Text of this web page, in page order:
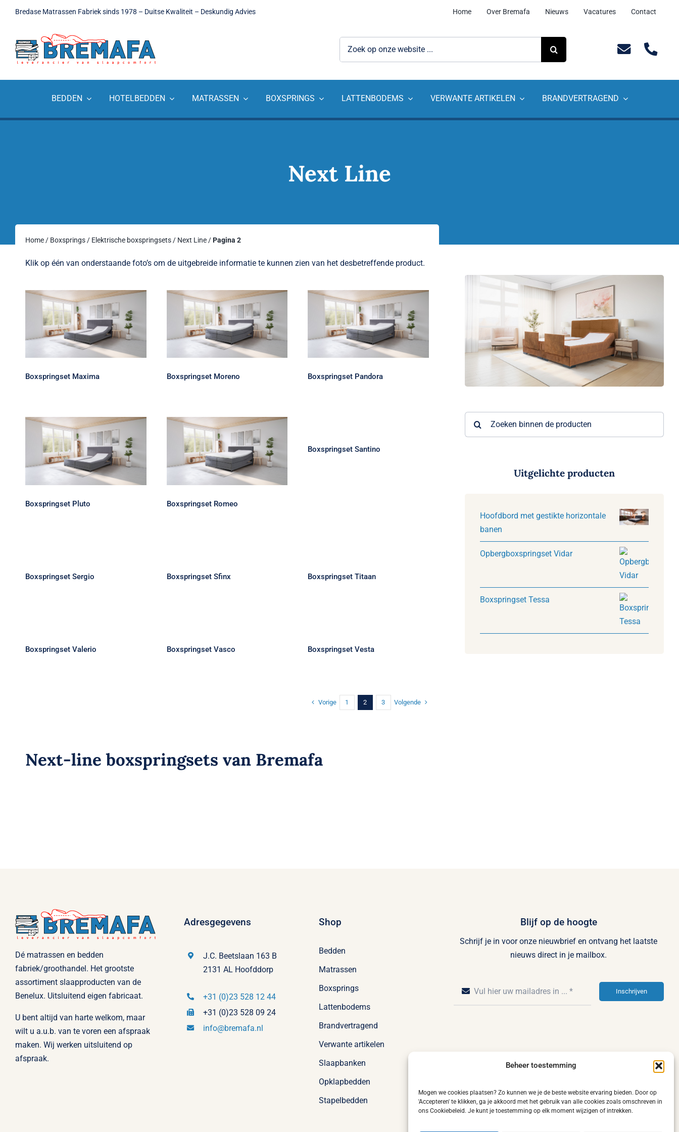
Beheer toestemming
Mogen we cookies plaatsen? Zo kunnen we je de beste website ervaring bieden. Door op
'Accepteren' te klikken, ga je akkoord met het gebruik van alle cookies zoals omschreven in
ons Cookiebeleid. Je kunt je toestemming op elk moment wijzigen of intrekken.
Bredase Matrassen Fabriek sinds 1978 – Duitse Kwaliteit – Deskundig Advies Home Over Bremafa Nieuws Vacatures Contact
BEDDEN HOTELBEDDEN MATRASSEN BOXSPRINGS LATTENBODEMS VERWANTE ARTIKELEN BRANDVERTRAGEND
Next Line
Home/ Boxsprings/ Elektrische boxspringsets/ Next Line/Pagina 2
Klik op één van onderstaande foto’s om de uitgebreide informatie te kunnen zien van het desbetreffende product.
Boxspringset Maxima
Boxspringset Maxima
Boxspringset Moreno
Boxspringset Moreno
Boxspringset Pandora
Boxspringset Pandora
Boxspringset Pluto
Boxspringset Pluto
Boxspringset Romeo
Boxspringset Romeo
Boxspringset Santino
Boxspringset Sergio Boxspringset Sfinx Boxspringset Titaan
Boxspringset Valerio Boxspringset Vasco Boxspringset Vesta
Vorige 1 2 3 Volgende
Next-line boxspringsets van Bremafa
naar:
Uitgelichte producten
Hoofdbord met gestikte horizontale
banen
Opbergboxspringset Vidar
Boxspringset Tessa
Dé matrassen en bedden
fabriek/groothandel. Het grootste
assortiment slaapproducten van de
Benelux. Uitsluitend eigen fabricaat.
U bent altijd van harte welkom, maar
wilt u a.u.b. van te voren een afspraak
maken. Wij werken uitsluitend op
afspraak.
Adresgegevens
J.C. Beetslaan 163 B
2131 AL Hoofddorp
+31 (0)23 528 12 44
+31 (0)23 528 09 24
info@bremafa.nl
Shop
Bedden
Matrassen
Boxsprings
Lattenbodems
Brandvertragend
Verwante artikelen
Slaapbanken
Opklapbedden
Stapelbedden
Blijf op de hoogte
Schrijf je in voor onze nieuwbrief en ontvang het laatste
nieuws direct in je mailbox.
Inschrijven